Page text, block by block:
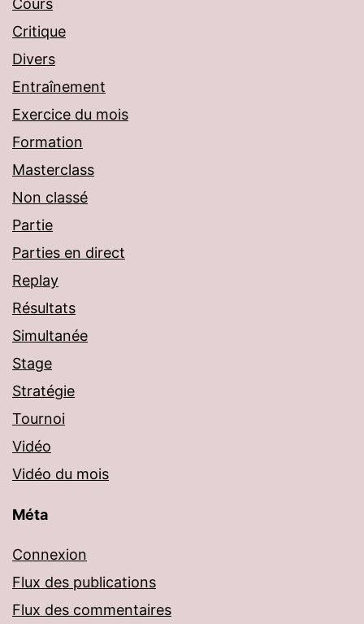
Cours
Critique
Divers
Entraînement
Exercice du mois
Formation
Masterclass
Non classé
Partie
Parties en direct
Replay
Résultats
Simultanée
Stage
Stratégie
Tournoi
Vidéo
Vidéo du mois
Méta
Connexion
Flux des publications
Flux des commentaires